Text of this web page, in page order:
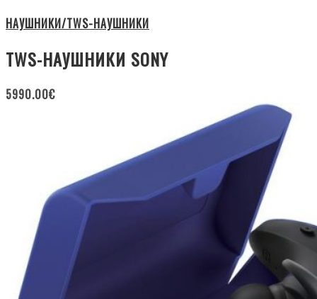
НАУШНИКИ/TWS-НАУШНИКИ
TWS-НАУШНИКИ SONY
5990.00€